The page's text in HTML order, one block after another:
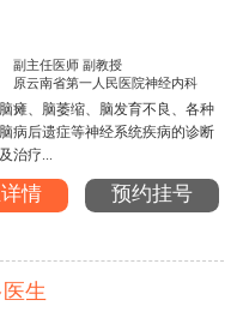
副主任医师 副教授
原云南省第一人民医院神经内科
脑瘫、脑萎缩、脑发育不良、各种
脑病后遗症等神经系统疾病的诊断
及治疗...
情 预约挂号
生